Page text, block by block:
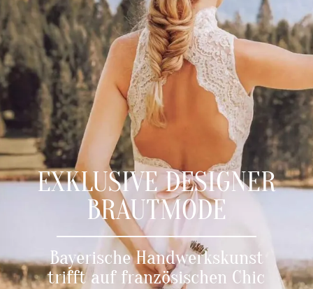
EXKLUSIVE DESIGNER
BRAUTMODE
Bayerische Handwerkskunst
trifft auf französischen Chic